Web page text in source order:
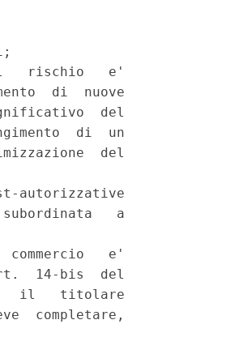
rischio   e'
di  nuove
del
di  un
del
autorizzative
a
commercio   e'
14-bis  del
il   titolare
completare,